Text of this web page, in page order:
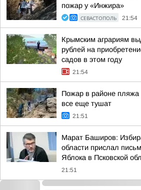
пожар у «Инжира»
СЕВАСТОПОЛЬ 21:54
Крымским аграриям
рублей на
садов в этом году
21:54
Пожар в районе
все еще тушат
21:51
Марат Баширов:
области прислал
Яблока в Псковской
21:51